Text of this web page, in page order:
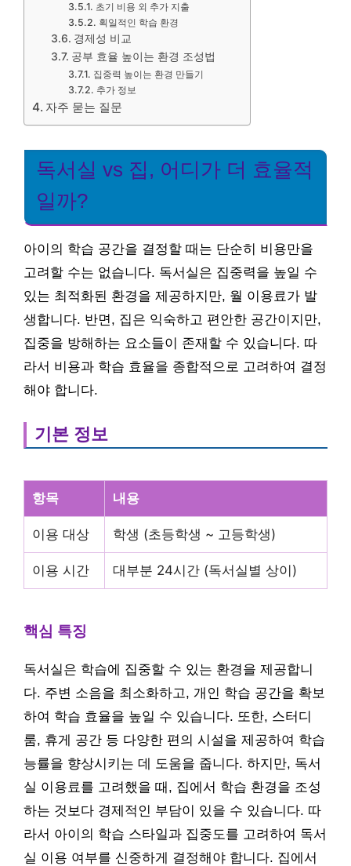
초기 비용 외 추가 지출
획일적인 학습 환경
경제성 비교
공부 효율 높이는 환경 조성법
집중력 높이는 환경 만들기
추가 정보
자주 묻는 질문
독서실 vs 집, 어디가 더 효율적
일까?
아이의 학습 공간을 결정할 때는 단순히 비용만을
고려할 수는 없습니다. 독서실은 집중력을 높일 수
있는 최적화된 환경을 제공하지만, 월 이용료가 발
생합니다. 반면, 집은 익숙하고 편안한 공간이지만,
집중을 방해하는 요소들이 존재할 수 있습니다. 따
라서 비용과 학습 효율을 종합적으로 고려하여 결정
해야 합니다.
기본 정보
항목 내용
이용 대상 학생 (초등학생 ~ 고등학생)
이용 시간 대부분 24시간 (독서실별 상이)
핵심 특징
독서실은 학습에 집중할 수 있는 환경을 제공합니
다. 주변 소음을 최소화하고, 개인 학습 공간을 확보
하여 학습 효율을 높일 수 있습니다. 또한, 스터디
룸, 휴게 공간 등 다양한 편의 시설을 제공하여 학습
능률을 향상시키는 데 도움을 줍니다. 하지만, 독서
실 이용료를 고려했을 때, 집에서 학습 환경을 조성
하는 것보다 경제적인 부담이 있을 수 있습니다. 따
라서 아이의 학습 스타일과 집중도를 고려하여 독서
실 이용 여부를 신중하게 결정해야 합니다. 집에서